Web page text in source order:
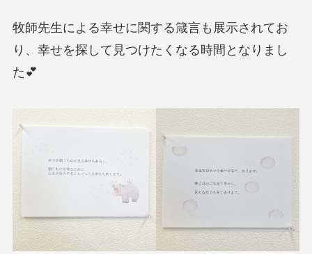
牧師先生による幸せに関する箴言も展示されてお
り、幸せを探して見つけたくなる時間となりまし
た💕